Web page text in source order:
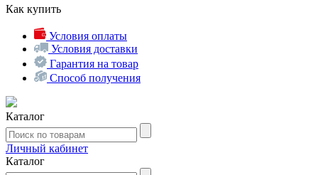
Как купить
Условия оплаты
Условия доставки
Гарантия на товар
Способ получения
Каталог
Личный кабинет
Каталог